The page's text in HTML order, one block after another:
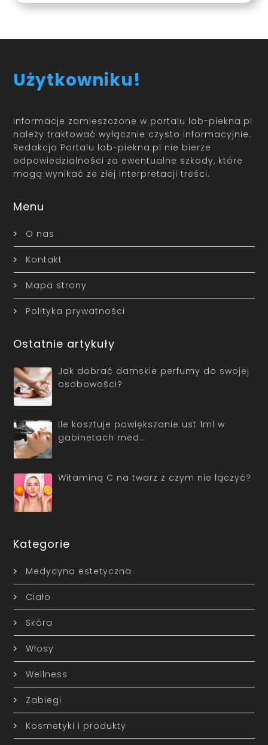
Użytkowniku!
Informacje zamieszczone w portalu lab-piekna.pl
należy traktować wyłącznie czysto informacyjnie.
Redakcja Portalu lab-piekna.pl nie bierze
odpowiedzialności za ewentualne szkody, które
mogą wynikać ze złej interpretacji treści.
Menu
O nas
Kontakt
Mapa strony
Polityka prywatności
Ostatnie artykuły
Jak dobrać damskie perfumy do swojej
osobowości?
Ile kosztuje powiększanie ust 1ml w
gabinetach med…
Witaminą C na twarz z czym nie łączyć?
Kategorie
Medycyna estetyczna
Ciało
Skóra
Włosy
Wellness
Zabiegi
Kosmetyki i produkty